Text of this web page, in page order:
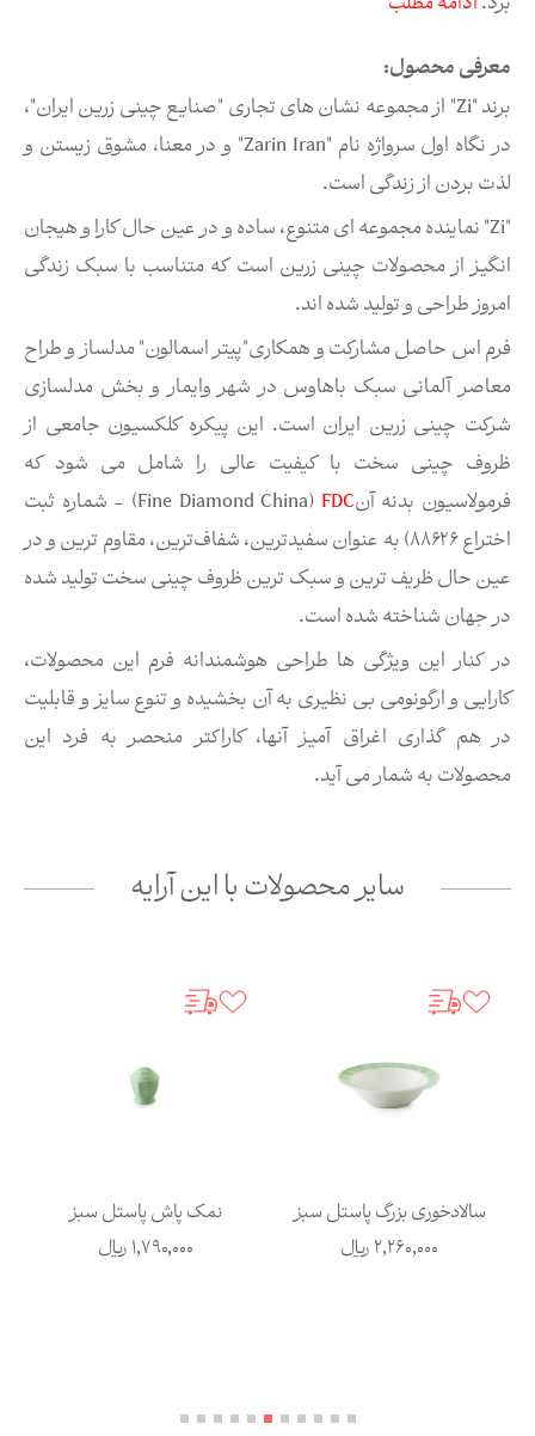
معرفی محصول:
برند "Zi" از مجموعه نشان های تجاری "صنایع چینی زرین ایران"،
در نگاه اول سرواژه نام "Zarin Iran" و در معنا، مشوق زیستن و
لذت بردن از زندگی است.
"Zi" نماینده مجموعه ای متنوع، ساده و در عین حال کارا و هیجان
انگیز از محصولات چینی زرین است که متناسب با سبک زندگی
امروز طراحی و تولید شده اند.
فرم اس حاصل مشارکت و همکاری"پیتر اسمالون" مدلساز و طراح
معاصر آلمانی سبک باهاوس در شهر وایمار و بخش مدلسازی
شركت چینی زرین ایران است. این پیکره کلکسیون جامعی از
ظروف چینی سخت با کیفیت عالی را شامل می شود که
فرمولاسیون بدنه آنFDC
(Fine Diamond China) - شماره ثبت
اختراع ۸۸۶۲۶) به عنوان سفیدترین، شفاف‌ترین، مقاوم ترین و در
عین حال ظریف ترین و سبک ترین ظروف چینی سخت تولید شده
در جهان شناخته شده است.
در کنار این ویژگی ها طراحی هوشمندانه فرم این محصولات،
کارایی و ارگونومی بی نظیری به آن بخشیده و تنوع سایز و قابلیت
در هم گذاری اغراق آمیز آنها، کاراکتر منحصر به فرد این
محصولات به شمار می آید.
سایر محصولات با این آرایه
سالادخوری بزرگ پاستل سبز
2,260,000ریال
نمک پاش پاستل سبز
1,790,000ریال